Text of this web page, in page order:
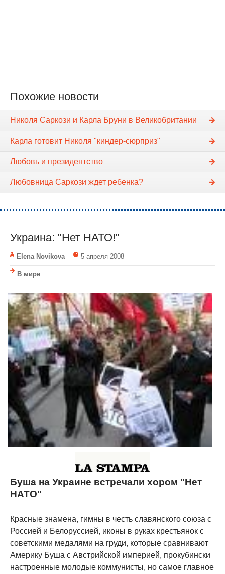
Похожие новости
Николя Саркози и Карла Бруни в Великобритании
Карла готовит Николя "киндер-сюрприз"
Любовь и президентство
Любовница Саркози ждет ребенка?
Украина: "Нет НАТО!"
Elena Novikova 5 апреля 2008
В мире
Буша на Украине встречали хором "Нет
НАТО"
Красные знамена, гимны в честь славянского союза с
Россией и Белоруссией, иконы в руках крестьянок с
советскими медалями на груди, которые сравнивают
Америку Буша с Австрийской империей, прокубински
настроенные молодые коммунисты, но самое главное